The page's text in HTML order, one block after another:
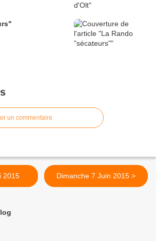
un commentaire
2015 Dimanche 7 Juin 2015 >